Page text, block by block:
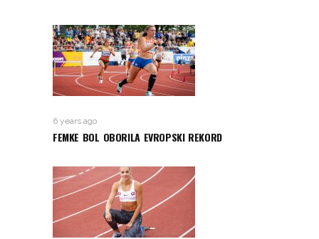
6 years ago
FEMKE BOL OBORILA EVROPSKI REKORD